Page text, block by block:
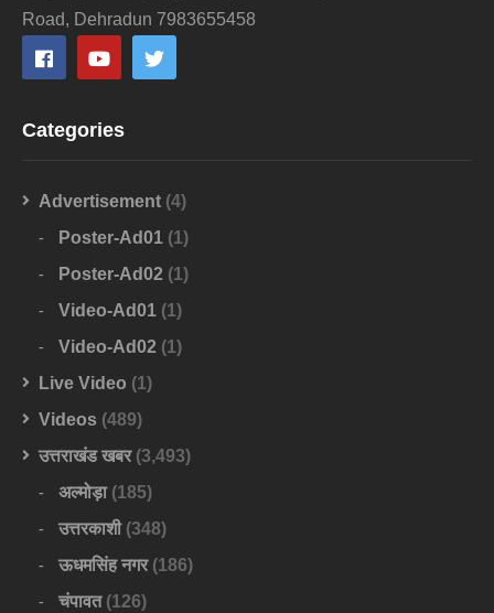
Road, Dehradun 7983655458
Categories
Advertisement (4)
Poster-Ad01 (1)
Poster-Ad02 (1)
Video-Ad01 (1)
Video-Ad02 (1)
Live Video (1)
Videos (489)
उत्तराखंड खबर(3,493)
अल्मोड़ा(185)
उत्तरकाशी(348)
ऊधमसिंह नगर(186)
चंपावत(126)